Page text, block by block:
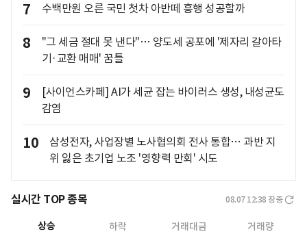
7 수백만원 오른 국민 첫차 아반떼 흥행 성공할까
8
"그 세금 절대 못 낸다"… 양도세 공포에 '제자리 갈아타
기·교환 매매' 꿈틀
9
[사이언스카페] AI가 세균 잡는 바이러스 생성, 내성균도
감염
10
삼성전자, 사업장별 노사협의회 전사 통합… 과반 지
위 잃은 초기업 노조 '영향력 만회' 시도
실시간 TOP 종목 08.07 12:38 장중
상승 하락 거래대금 거래량